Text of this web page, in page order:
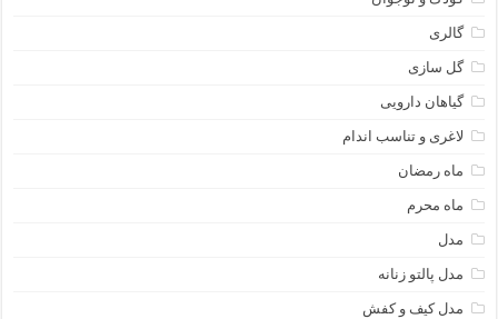
گالری
گل سازی
گیاهان دارویی
لاغری و تناسب اندام
ماه رمضان
ماه محرم
مدل
مدل پالتو زنانه
مدل کیف و کفش